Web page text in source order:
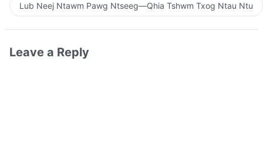
Lub Neej Ntawm Pawg Ntseeg—Qhia Tshwm Txog Ntau Ntu
Leave a Reply